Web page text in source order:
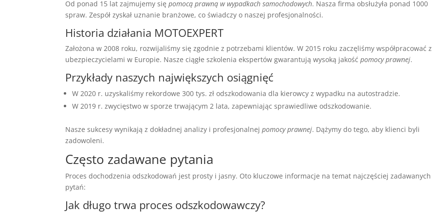
Od ponad 15 lat zajmujemy siępomocą prawną w wypadkach samochodowych. Nasza firma obsłużyła ponad 1000
spraw. Zespół zyskał uznanie branżowe, co świadczy o naszej profesjonalności.
Historia działania MOTOEXPERT
Założona w 2008 roku, rozwijaliśmy się zgodnie z potrzebami klientów. W 2015 roku zaczęliśmy współpracować z
ubezpieczycielami w Europie. Nasze ciągłe szkolenia ekspertów gwarantują wysoką jakośćpomocy prawnej.
Przykłady naszych największych osiągnięć
W 2020 r. uzyskaliśmy rekordowe 300 tys. zł odszkodowania dla kierowcy z wypadku na autostradzie.
W 2019 r. zwycięstwo w sporze trwającym 2 lata, zapewniając sprawiedliwe odszkodowanie.
Nasze sukcesy wynikają z dokładnej analizy i profesjonalnejpomocy prawnej. Dążymy do tego, aby klienci byli
zadowoleni.
Często zadawane pytania
Proces dochodzenia odszkodowań jest prosty i jasny. Oto kluczowe informacje na temat najczęściej zadawanych
pytań:
Jak długo trwa proces odszkodowawczy?